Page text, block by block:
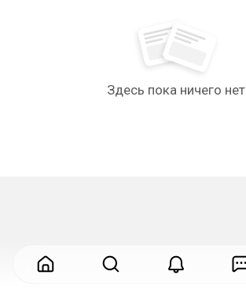
Здесь пока ничего нет